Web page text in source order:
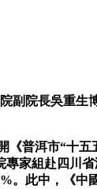
院長吳重生
普洱市“十五
家組赴四川
。此中，《中